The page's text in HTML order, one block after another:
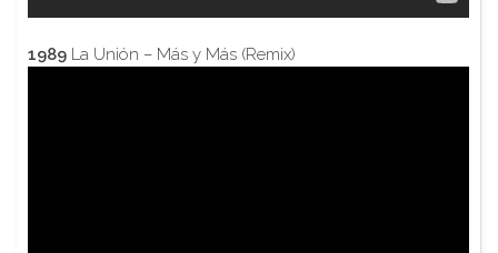
1989 La Unión – Más y Más (Remix)